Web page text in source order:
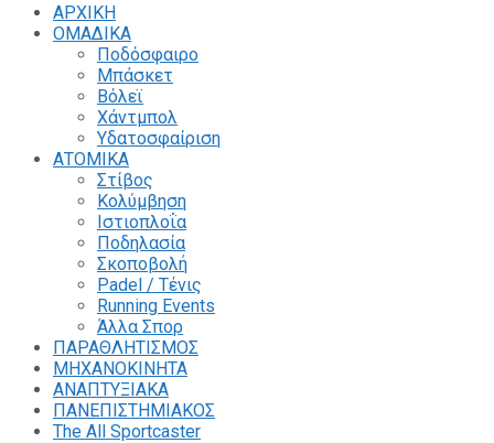
ΑΡΧΙΚΗ
ΟΜΑΔΙΚΑ
Ποδόσφαιρο
Μπάσκετ
Βόλεϊ
Χάντμπολ
Υδατοσφαίριση
ΑΤΟΜΙΚΑ
Στίβος
Κολύμβηση
Ιστιοπλοΐα
Ποδηλασία
Σκοποβολή
Padel / Τένις
Running Events
Άλλα Σπορ
ΠΑΡΑΘΛΗΤΙΣΜΟΣ
ΜΗΧΑΝΟΚΙΝΗΤΑ
ΑΝΑΠΤΥΞΙΑΚΑ
ΠΑΝΕΠΙΣΤΗΜΙΑΚΟΣ
The All Sportcaster